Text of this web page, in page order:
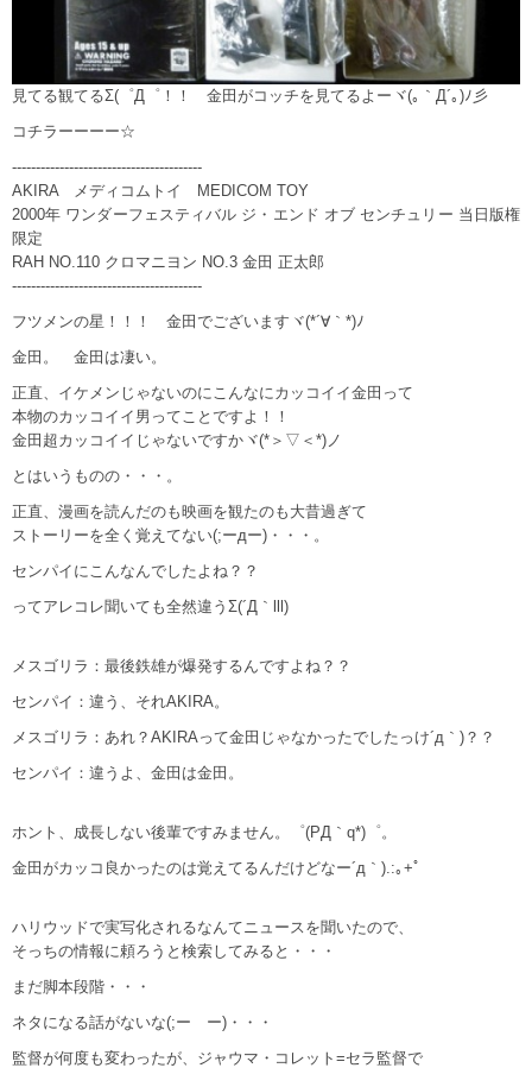
見てる観てるΣ(゜Д゜！！ 金田がコッチを見てるよーヾ(｡｀Д´｡)ﾉ彡
コチラーーーー☆
----------------------------------------
AKIRA メディコムトイ MEDICOM TOY
2000年 ワンダーフェスティバル ジ・エンド オブ センチュリー 当日版権
限定
RAH NO.110 クロマニヨン NO.3 金田 正太郎
----------------------------------------
フツメンの星！！！ 金田でございますヾ(*´∀｀*)ﾉ
金田。 金田は凄い。
正直、イケメンじゃないのにこんなにカッコイイ金田って
本物のカッコイイ男ってことですよ！！
金田超カッコイイじゃないですかヾ(*＞▽＜*)ノ
とはいうものの・・・。
正直、漫画を読んだのも映画を観たのも大昔過ぎて
ストーリーを全く覚えてない(;ーдー)・・・。
センパイにこんなんでしたよね？？
ってアレコレ聞いても全然違うΣ(´Д｀lll)
メスゴリラ：最後鉄雄が爆発するんですよね？？
センパイ：違う、それAKIRA。
メスゴリラ：あれ？AKIRAって金田じゃなかったでしたっけ´д｀)？？
センパイ：違うよ、金田は金田。
ホント、成長しない後輩ですみません。゜(PД｀q*)゜。
金田がカッコ良かったのは覚えてるんだけどなー´д｀).:｡+ﾟ
ハリウッドで実写化されるなんてニュースを聞いたので、
そっちの情報に頼ろうと検索してみると・・・
まだ脚本段階・・・
ネタになる話がないな(;ーゝー)・・・
監督が何度も変わったが、ジャウマ・コレット=セラ監督で